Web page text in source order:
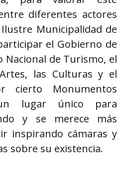
diferentes actores
Municipalidad de
el Gobierno de
Nacional de Turismo, el
las Culturas y el
cierto Monumentos
lugar único para
y se merece más
inspirando cámaras y
sobre su existencia.